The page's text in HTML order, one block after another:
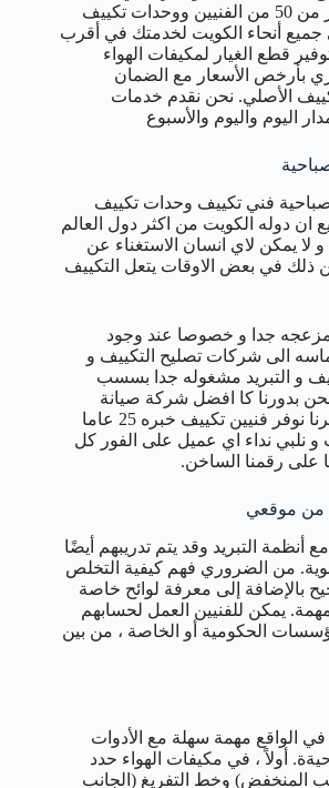
الصباحية. نحن نقدم أكثر من 50 من الفنيين ووحدات تكييف
جميع أنحاء الكويت لخدمتك في أقرب
قطع الغيار لمكيفات الهواء
بأرخص الأسعار مع الضمان
الأصلي. نحن نقدم خدمات
اليوم واليوم والأسبوع
فني تكييف وحدات تكييف
ان دوله الكويت من اكثر دول العالم
و لا يمكن لاي انسان الاستغناء عن
ذلك في بعض الاوقات يتعل التكييف
جدا و خصوصا عند وجود
الى شركات تصليح التكييف و
و التبريد مشغوله جدا بسسب
نحن بدورنا كا افضل شركة صيانة
تكييف بالصباحية كما ذكرنا نوفر فنيين تكييف خبره 25 عاما
نلبي نداء اي عميل على الفور كل
على رقمنا الساخن.
من موقعي
أنظمة التبريد وقد يتم تدريبهم أيضًا
من الضروري فهم كيفية التخلص
بالإضافة إلى معرفة لوائح خاصة
يمكن للفنيين العمل لحسابهم
الحكومية أو الخاصة ، من بين
في الواقع مهمة سهلة مع الأدوات
أولاً ، في مكيفات الهواء حدد
المنخفض) وخط التفريغ (الجانب